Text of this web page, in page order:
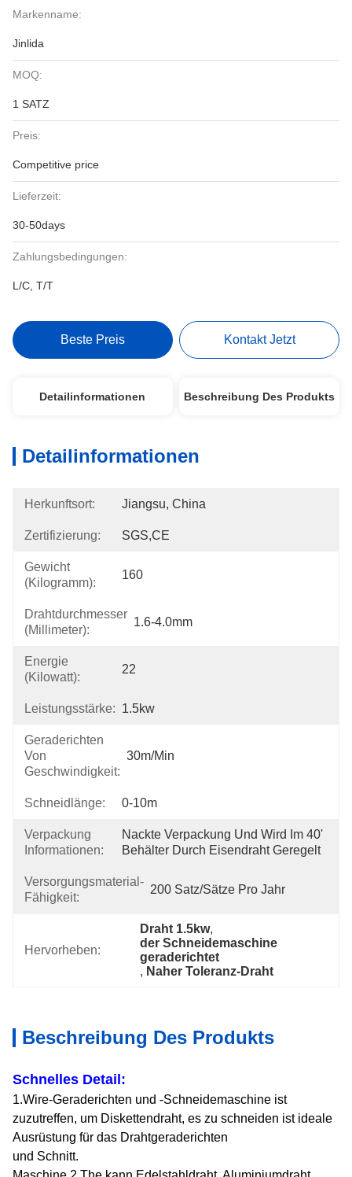
Markenname:
Jinlida
MOQ:
1 SATZ
Preis:
Competitive price
Lieferzeit:
30-50days
Zahlungsbedingungen:
L/C, T/T
Beste Preis Kontakt Jetzt
Detailinformationen Beschreibung Des Produkts
Detailinformationen
Herkunftsort: Jiangsu, China
Zertifizierung: SGS,CE
Gewicht
(Kilogramm):
160
Drahtdurchmesser
(Millimeter):
1.6-4.0mm
Energie
(Kilowatt):
22
Leistungsstärke: 1.5kw
Geraderichten
Von
Geschwindigkeit:
30m/min
Schneidlänge: 0-10m
Verpackung
Informationen:
Nackte Verpackung Und Wird Im 40'
Behälter Durch Eisendraht Geregelt
Versorgungsmaterial-
Fähigkeit:
200 Satz/Sätze Pro Jahr
Hervorheben:
Draht 1.5kw,
der Schneidemaschine
geraderichtet
, Naher Toleranz-Draht
Beschreibung Des Produkts
Schnelles Detail:
1.Wire-Geraderichten und -Schneidemaschine ist
zuzutreffen, um Diskettendraht, es zu schneiden ist ideale
Ausrüstung für das Drahtgeraderichten
und Schnitt.